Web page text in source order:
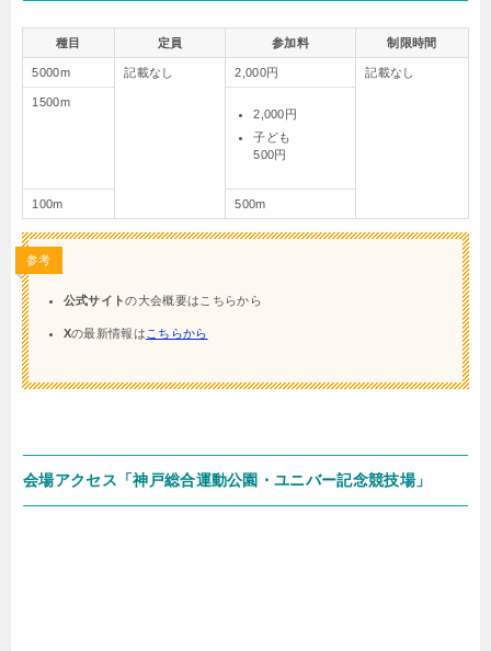
種目 定員 参加料 制限時間
5000m 記載なし 2,000円 記載なし
1500m
2,000円
子ども
500円
100m 500m
参考
公式サイトの大会概要はこちらから
Xの最新情報は こちらから
会場アクセス「神戸総合運動公園・ユニバー記念競技場」